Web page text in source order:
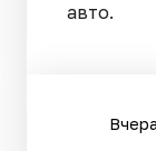
авто.